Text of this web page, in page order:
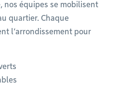
nos équipes se mobilisent
quartier. Chaque
l’arrondissement pour